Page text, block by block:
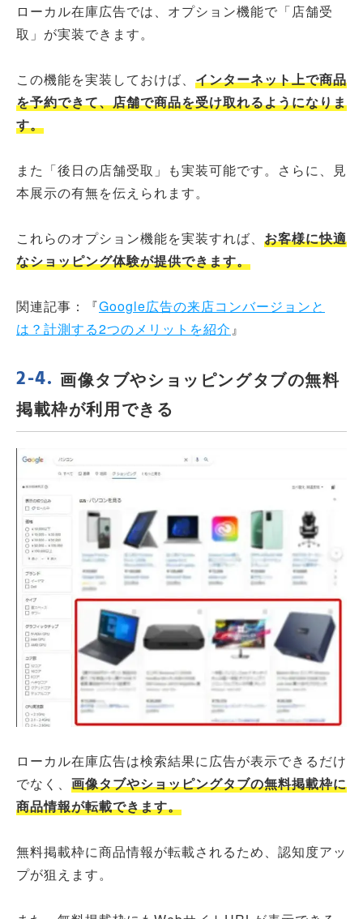
ローカル在庫広告では、オプション機能で「店舗受
取」が実装できます。
この機能を実装しておけば、 インターネット上で商品
を予約できて、店舗で商品を受け取れるようになりま
す。
また「後日の店舗受取」も実装可能です。さらに、見
本展示の有無を伝えられます。
これらのオプション機能を実装すれば、 お客様に快適
なショッピング体験が提供できます。
関連記事：『Google広告の来店コンバージョンと
は？計測する2つのメリットを紹介』
画像タブやショッピングタブの無料
掲載枠が利用できる
ローカル在庫広告は検索結果に広告が表示できるだけ
でなく、 画像タブやショッピングタブの無料掲載枠に
商品情報が転載できます。
無料掲載枠に商品情報が転載されるため、認知度アッ
プが狙えます。